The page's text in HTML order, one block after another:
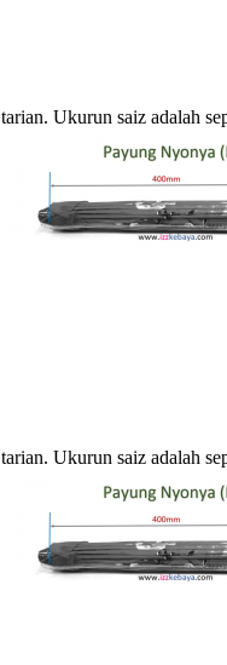
Ukurun saiz adalah
Ukurun saiz adalah